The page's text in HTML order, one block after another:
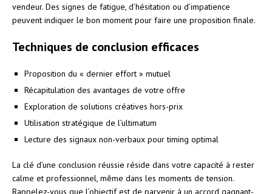
vendeur. Des signes de fatigue, d’hésitation ou d’impatience
peuvent indiquer le bon moment pour faire une proposition finale.
Techniques de conclusion efficaces
Proposition du « dernier effort » mutuel
Récapitulation des avantages de votre offre
Exploration de solutions créatives hors-prix
Utilisation stratégique de l’ultimatum
Lecture des signaux non-verbaux pour timing optimal
La clé d’une conclusion réussie réside dans votre capacité à rester
calme et professionnel, même dans les moments de tension.
Rappelez-vous que l’objectif est de parvenir à un accord gagnant-